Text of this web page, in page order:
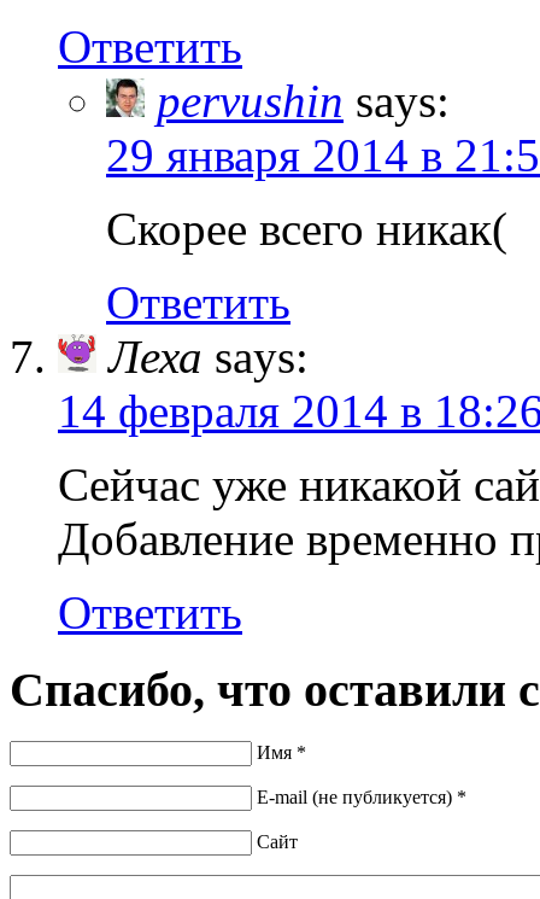
Ответить
pervushin says:
29 января 2014 в
Скорее всего никак(
Ответить
Леха says:
14 февраля 2014 в
Сейчас уже никакой
Добавление временно
Ответить
Спасибо, что оставили
Имя *
E-mail (не публикуется) *
Сайт